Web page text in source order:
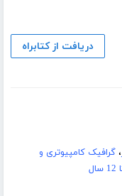
دریافت از کتابراه
،گرافیک کامپیوتری و